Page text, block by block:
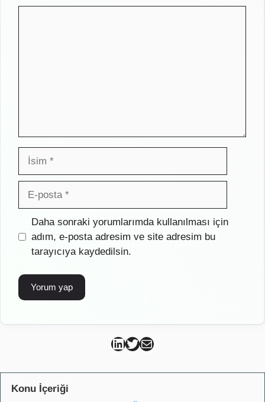
İsim
posta
İnternet
sitesi
Daha sonraki yorumlarımda kullanılması için
adım, e-posta adresim ve site adresim bu
tarayıcıya kaydedilsin.
Can Kütahya Linkedin
Can Kütahya Twitter
Can Kütahya Mail
Konu İçeriği